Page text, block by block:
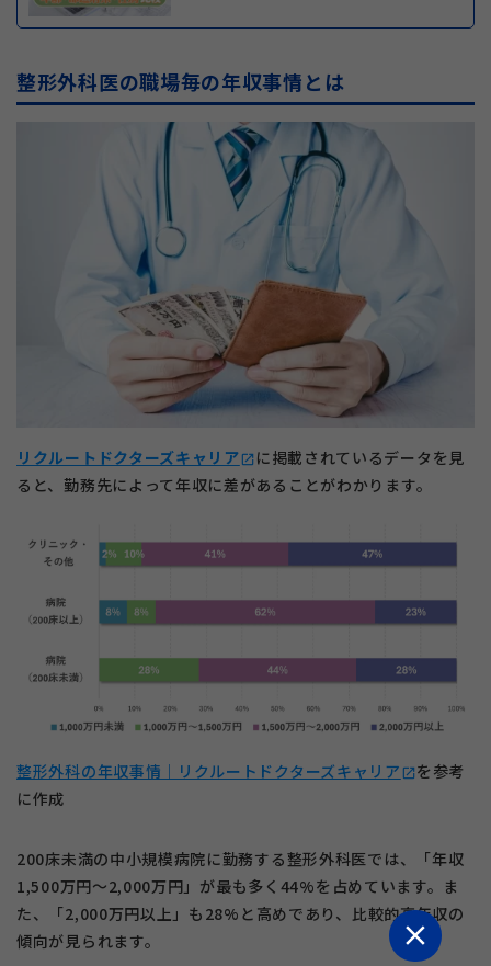
整形外科医の職場毎の年収事情とは
リクルートドクターズキャリア open_in_new に掲載されているデータを見
ると、勤務先によって年収に差があることがわかります。
整形外科の年収事情｜リクルートドクターズキャリア open_in_newを参考
に作成
200床未満の中小規模病院に勤務する整形外科医では、「年収
1,500万円～2,000万円」が最も多く44%を占めています。ま
た、「2,000万円以上」も28%と高めであり、比較的高年収の
傾向が見られます。
close